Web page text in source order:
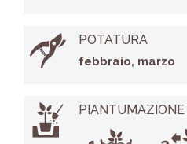
POTATURA
febbraio, marzo
PIANTUMAZIONE